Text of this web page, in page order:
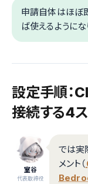
申請自体はほぼ
ば使えるようにな
設定手順：
接続する4
室谷
代表取締役
では実
メント（